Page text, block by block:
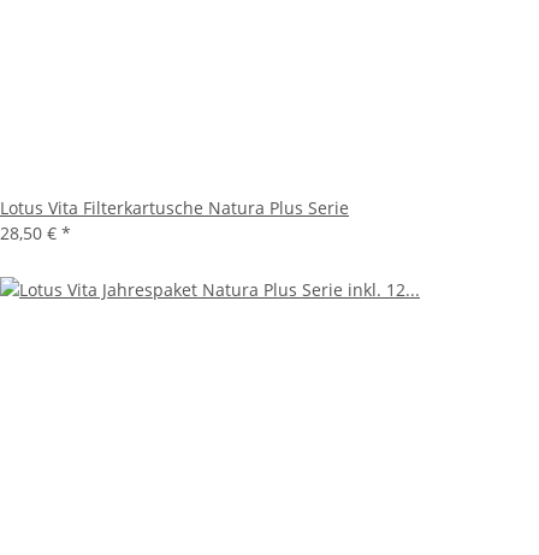
Lotus Vita Filterkartusche Natura Plus Serie
28,50 € *